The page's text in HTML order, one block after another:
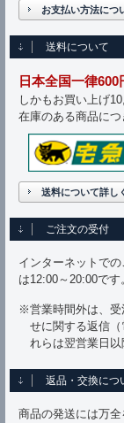
お支払い方法につ
送料について
日本全国一律600
しかもお買い上げ
在庫のある商品につ
送料について詳し
ご注文の受付
インターネットで
は12:00～20:00です
※営業時間外は、受
せに関する返信
れらは翌営業日以
返品・交換につ
商品の発送には万